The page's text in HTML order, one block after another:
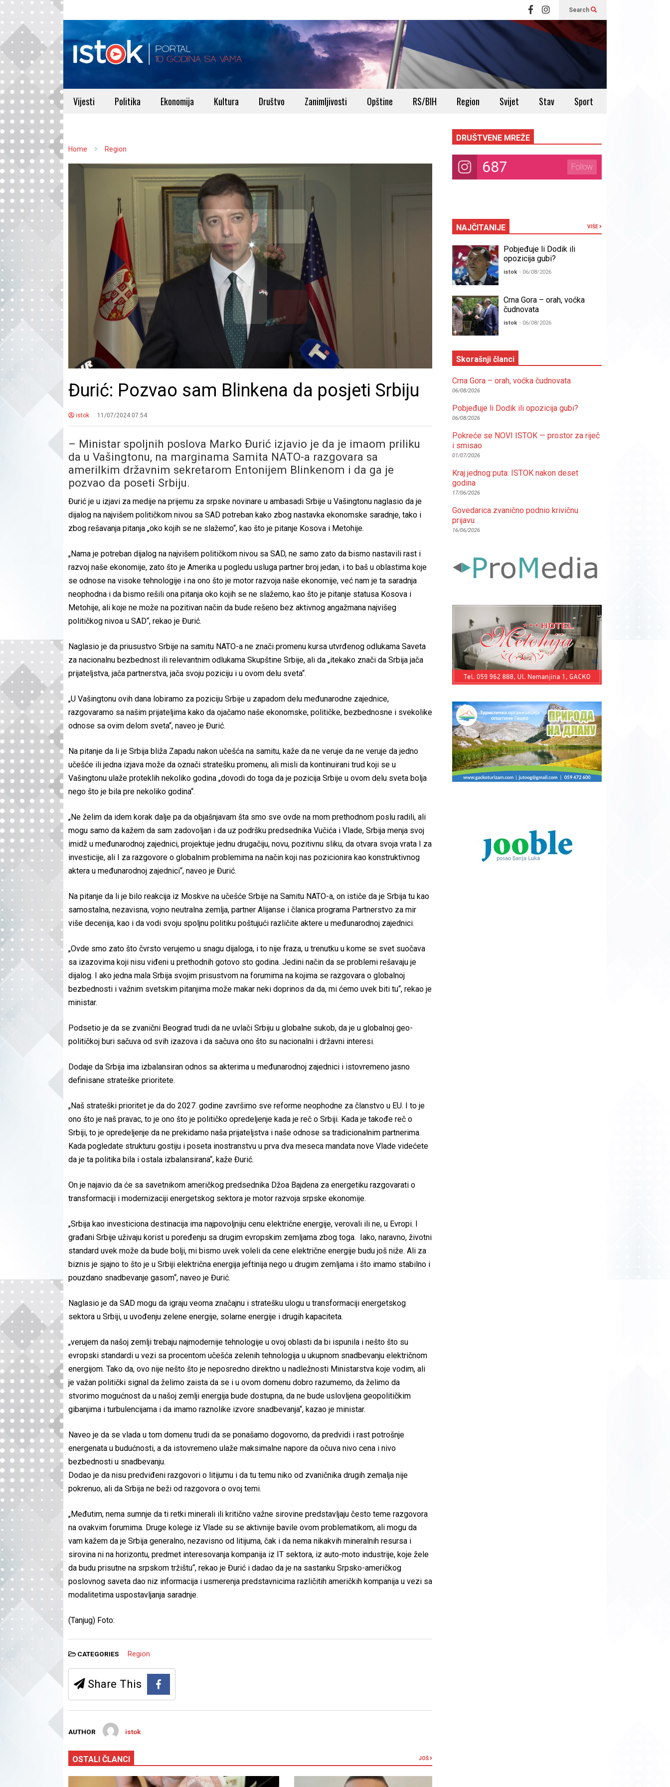
Search
Vijesti Politika Ekonomija Kultura Društvo Zanimljivosti Opštine RS/BIH Region Svijet Stav Sport
Home Region
Đurić: Pozvao sam Blinkena da posjeti Srbiju
istok 11/07/2024 07:54
– Ministar spoljnih poslova Marko Đurić izjavio je da je imaom priliku
da u Vašingtonu, na marginama Samita NATO-a razgovara sa
amerilkim državnim sekretarom Entonijem Blinkenom i da ga je
pozvao da poseti Srbiju.
Đurić je u izjavi za medije na prijemu za srpske novinare u ambasadi Srbije u Vašingtonu naglasio da je
dijalog na najvišem političkom nivou sa SAD potreban kako zbog nastavka ekonomske saradnje, tako i
zbog rešavanja pitanja „oko kojih se ne slažemo“, kao što je pitanje Kosova i Metohije.
„Nama je potreban dijalog na najvišem političkom nivou sa SAD, ne samo zato da bismo nastavili rast i
razvoj naše ekonomije, zato što je Amerika u pogledu usluga partner broj jedan, i to baš u oblastima koje
se odnose na visoke tehnologije i na ono što je motor razvoja naše ekonomije, već nam je ta saradnja
neophodna i da bismo rešili ona pitanja oko kojih se ne slažemo, kao što je pitanje statusa Kosova i
Metohije, ali koje ne može na pozitivan način da bude rešeno bez aktivnog angažmana najvišeg
političkog nivoa u SAD“, rekao je Đurić.
Naglasio je da priusustvo Srbije na samitu NATO-a ne znači promenu kursa utvrđenog odlukama Saveta
za nacionalnu bezbednost ili relevantnim odlukama Skupštine Srbije, ali da „itekako znači da Srbija jača
prijateljstva, jača partnerstva, jača svoju poziciju i u ovom delu sveta“.
„U Vašingtonu ovih dana lobiramo za poziciju Srbije u zapadom delu međunarodne zajednice,
razgovaramo sa našim prijateljima kako da ojačamo naše ekonomske, političke, bezbednosne i svekolike
odnose sa ovim delom sveta“, naveo je Đurić.
Na pitanje da li je Srbija bliža Zapadu nakon učešća na samitu, kaže da ne veruje da ne veruje da jedno
učešće ili jedna izjava može da označi stratešku promenu, ali misli da kontinuirani trud koji se u
Vašingtonu ulaže proteklih nekoliko godina „dovodi do toga da je pozicija Srbije u ovom delu sveta bolja
nego što je bila pre nekoliko godina“.
„Ne želim da idem korak dalje pa da objašnjavam šta smo sve ovde na mom prethodnom poslu radili, ali
mogu samo da kažem da sam zadovoljan i da uz podršku predsednika Vučića i Vlade, Srbija menja svoj
imidž u međunarodnoj zajednici, projektuje jednu drugačiju, novu, pozitivnu sliku, da otvara svoja vrata I za
investicije, ali I za razgovore o globalnim problemima na način koji nas pozicionira kao konstruktivnog
aktera u međunarodnoj zajednici“, naveo je Đurić.
Na pitanje da li je bilo reakcija iz Moskve na učešće Srbije na Samitu NATO-a, on ističe da je Srbija tu kao
samostalna, nezavisna, vojno neutralna zemlja, partner Alijanse i članica programa Partnerstvo za mir
više decenija, kao i da vodi svoju spoljnu politiku poštujući različite aktere u međunarodnoj zajednici.
„Ovde smo zato što čvrsto verujemo u snagu dijaloga, i to nije fraza, u trenutku u kome se svet suočava
sa izazovima koji nisu viđeni u prethodnih gotovo sto godina. Jedini način da se problemi rešavaju je
dijalog. I ako jedna mala Srbija svojim prisustvom na forumima na kojima se razgovara o globalnoj
bezbednosti i važnim svetskim pitanjima može makar neki doprinos da da, mi ćemo uvek biti tu“, rekao je
ministar.
Podsetio je da se zvanični Beograd trudi da ne uvlači Srbiju u globalne sukob, da je u globalnoj geo-
političkoj buri sačuva od svih izazova i da sačuva ono što su nacionalni i državni interesi.
Dodaje da Srbija ima izbalansiran odnos sa akterima u međunarodnoj zajednici i istovremeno jasno
definisane strateške prioritete.
„Naš strateški prioritet je da do 2027. godine završimo sve reforme neophodne za članstvo u EU. I to je
ono što je naš pravac, to je ono što je političko opredeljenje kada je reč o Srbiji. Kada je takođe reč o
Srbiji, to je opredeljenje da ne prekidamo naša prijateljstva i naše odnose sa tradicionalnim partnerima.
Kada pogledate strukturu gostiju i poseta inostranstvu u prva dva meseca mandata nove Vlade videćete
da je ta politika bila i ostala izbalansirana“, kaže Đurić.
On je najavio da će sa savetnikom američkog predsednika Džoa Bajdena za energetiku razgovarati o
transformaciji i modernizaciji energetskog sektora je motor razvoja srpske ekonomije.
„Srbija kao investiciona destinacija ima najpovoljniju cenu električne energije, verovali ili ne, u Evropi. I
građani Srbije uživaju korist u poređenju sa drugim evropskim zemljama zbog toga. Iako, naravno, životni
standard uvek može da bude bolji, mi bismo uvek voleli da cene električne energije budu još niže. Ali za
biznis je sjajno to što je u Srbiji električna energija jeftinija nego u drugim zemljama i što imamo stabilno i
pouzdano snadbevanje gasom“, naveo je Đurić.
Naglasio je da SAD mogu da igraju veoma značajnu i stratešku ulogu u transformaciji energetskog
sektora u Srbiji, u uvođenju zelene energije, solarne energije i drugih kapaciteta.
„verujem da našoj zemlji trebaju najmodernije tehnologije u ovoj oblasti da bi ispunila i nešto što su
evropski standardi u vezi sa procentom učešća zelenih tehnologija u ukupnom snadbevanju električnom
energijom. Tako da, ovo nije nešto što je neposredno direktno u nadležnosti Ministarstva koje vodim, ali
je važan politički signal da želimo zaista da se i u ovom domenu dobro razumemo, da želimo da
stvorimo mogućnost da u našoj zemlji energija bude dostupna, da ne bude uslovljena geopolitičkim
gibanjima i turbulencijama i da imamo raznolike izvore snadbevanja“, kazao je ministar.
Naveo je da se vlada u tom domenu trudi da se ponašamo dogovorno, da predvidi i rast potrošnje
energenata u budućnosti, a da istovremeno ulaže maksimalne napore da očuva nivo cena i nivo
bezbednosti u snadbevanju.
Dodao je da nisu predviđeni razgovori o litijumu i da tu temu niko od zvaničnika drugih zemalja nije
pokrenuo, ali da Srbija ne beži od razgovora o ovoj temi.
„Međutim, nema sumnje da ti retki minerali ili kritično važne sirovine predstavljaju često teme razgovora
na ovakvim forumima. Druge kolege iz Vlade su se aktivnije bavile ovom problematikom, ali mogu da
vam kažem da je Srbija generalno, nezavisno od litijuma, čak i da nema nikakvih mineralnih resursa i
sirovina ni na horizontu, predmet interesovanja kompanija iz IT sektora, iz auto-moto industrije, koje žele
da budu prisutne na srpskom tržištu“, rekao je Đurić i dadao da je na sastanku Srpsko-američkog
poslovnog saveta dao niz informacija i usmerenja predstavnicima različitih američkih kompanija u vezi sa
modalitetima uspostavljanja saradnje.
(Tanjug) Foto:
CATEGORIES Region
Share This
AUTHOR istok
OSTALI ČLANCI JOŠ
DRUŠTVENE MREŽE
687 Follow
NAJČITANIJE VIŠE
Pobjeđuje li Dodik ili
opozicija gubi?
istok - 06/08/2026
Crna Gora – orah, voćka
čudnovata
istok - 06/08/2026
Skorašnji članci
Crna Gora – orah, voćka čudnovata
06/08/2026
Pobjeđuje li Dodik ili opozicija gubi?
06/08/2026
Pokreće se NOVI ISTOK — prostor za riječ
i smisao
01/07/2026
Kraj jednog puta: ISTOK nakon deset
godina
17/06/2026
Govedarica zvanično podnio krivičnu
prijavu
16/06/2026